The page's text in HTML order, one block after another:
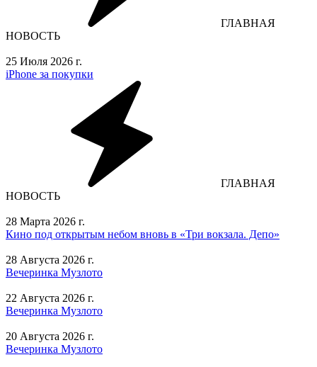
ГЛАВНАЯ
НОВОСТЬ
25 Июля 2026 г.
iPhone за покупки
ГЛАВНАЯ
НОВОСТЬ
28 Марта 2026 г.
Кино под открытым небом вновь в «Три вокзала. Депо»
28 Августа 2026 г.
Вечеринка Музлото
22 Августа 2026 г.
Вечеринка Музлото
20 Августа 2026 г.
Вечеринка Музлото